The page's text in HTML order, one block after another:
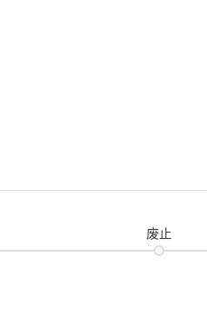
废止